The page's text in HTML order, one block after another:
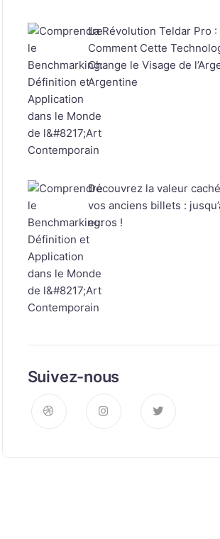
La Révolution Teldar Pro :
Comment Cette
Change le Visage de
Argentine
Découvrez la valeur
vos anciens billets :
euros !
Suivez-nous